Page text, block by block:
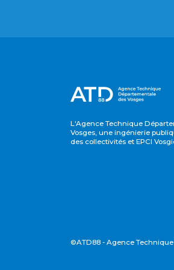
L'Agence Technique
Vosges, une ingénierie
des collectivités et EPCI
©ATD88 - Agence